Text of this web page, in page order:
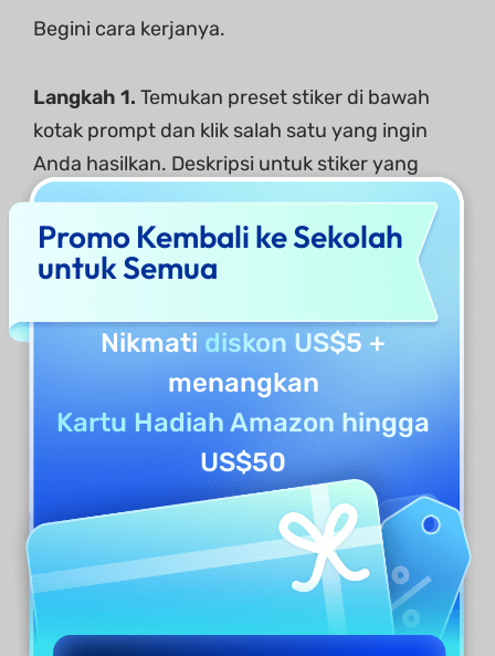
Begini cara kerjanya.
Langkah 1. Temukan preset stiker di bawah
kotak prompt dan klik salah satu yang ingin
Anda hasilkan. Deskripsi untuk stiker yang
sesuai akan ditambahkan di bidang teks.
Misalnya, jika Anda mengklik "
Gelembung
deskripsi untuk menghasilkan segitiga biru
Promo Kembali ke Sekolah
untuk Semua
Nikmati diskon US$5 +
menangkan
Kartu Hadiah Amazon hingga
US$50